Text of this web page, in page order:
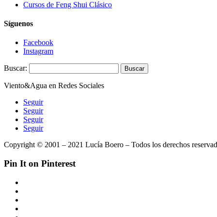
Cursos de Feng Shui Clásico
Síguenos
Facebook
Instagram
Buscar:
Viento&Agua en Redes Sociales
Seguir
Seguir
Seguir
Seguir
Copyright © 2001 – 2021 Lucía Boero – Todos los derechos
Pin It on Pinterest